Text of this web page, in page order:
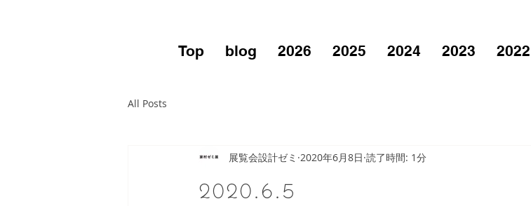
Top blog 2026 2025 2024 2023 2022
All Posts
2020.6.5
展覧会設計ゼミ 2020年6月8日 読了時間: 1分